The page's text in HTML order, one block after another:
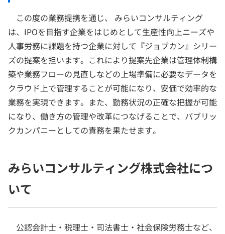
この度の業務提携を通じ、 みらいコンサルティング
は、IPOを目指す企業をはじめとして生産性向上ニーズや
人事労務に課題を持つ企業に対して『ジョブカン』シリー
ズの提案を担います。これにより提案先企業は管理体制構
築や業務フローの見直しなどの上場準備に必要なデータを
クラウド上で管理することが可能になり、安価で効率的な
業務を実現できます。また、勤務状況の正確な把握が可能
になり、働き方の管理や改革につなげることで、パブリッ
クカンパニーとしての責務を果たせます。
みらいコンサルティング株式会社につ
いて
公認会計士・税理士・司法書士・社会保険労務士など、